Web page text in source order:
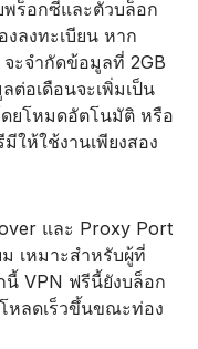
พร็อกซีและตัวบล็อก
ลงทะเบียน หาก
ะจำกัดข้อมูลที่ 2GB
อเดือนจะเพิ่มเป็น
ยโหมดอัตโนมัติ หรือ
ให้ใช้งานเพียงสอง
และ Proxy Port
เหมาะสำหรับผู้ที่
VPN ฟรีนี้ยังบล็อก
หลดเร็วขึ้นขณะท่อง